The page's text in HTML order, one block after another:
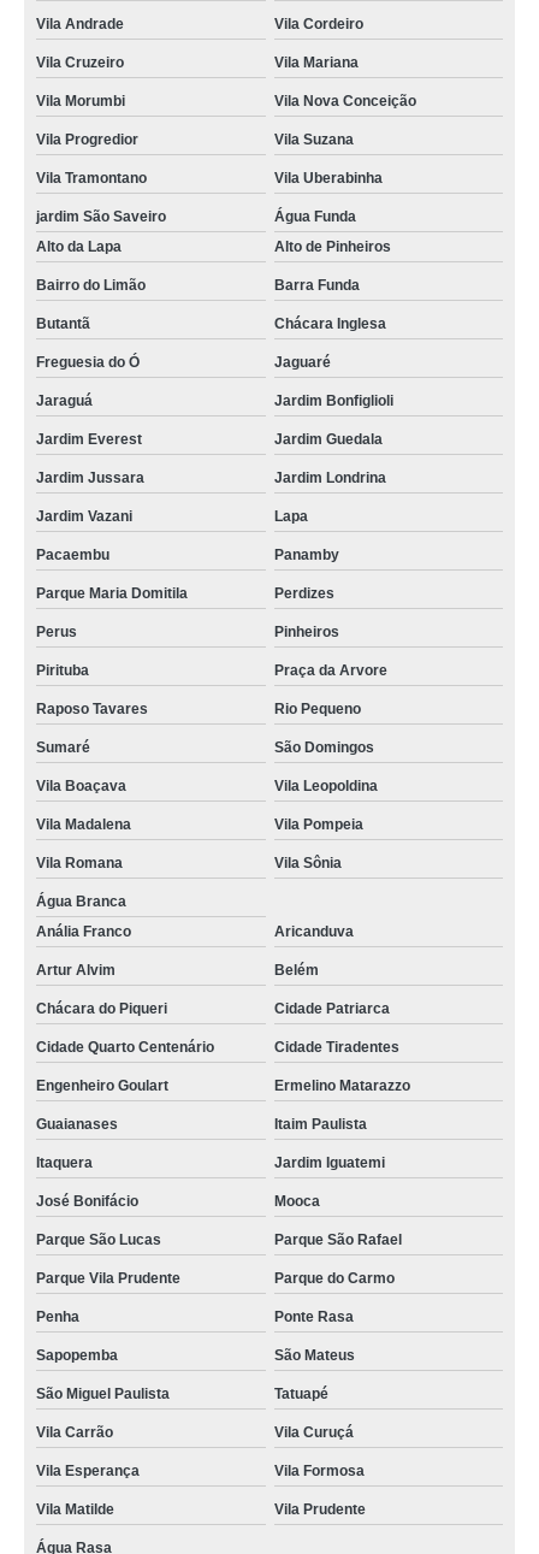
Vila Andrade Vila Cordeiro
Vila Cruzeiro Vila Mariana
Vila Morumbi Vila Nova Conceição
Vila Progredior Vila Suzana
Vila Tramontano Vila Uberabinha
jardim São Saveiro
Água Funda
Alto da Lapa
Alto de Pinheiros
Bairro do Limão Barra Funda
Butantã Chácara Inglesa
Freguesia do Ó Jaguaré
Jaraguá Jardim Bonfiglioli
Jardim Everest Jardim Guedala
Jardim Jussara Jardim Londrina
Jardim Vazani Lapa
Pacaembu Panamby
Parque Maria Domitila Perdizes
Perus Pinheiros
Pirituba Praça da Arvore
Raposo Tavares Rio Pequeno
Sumaré São Domingos
Vila Boaçava Vila Leopoldina
Vila Madalena Vila Pompeia
Vila Romana Vila Sônia
Água Branca
Anália Franco
Aricanduva
Artur Alvim Belém
Chácara do Piqueri Cidade Patriarca
Cidade Quarto Centenário Cidade Tiradentes
Engenheiro Goulart Ermelino Matarazzo
Guaianases Itaim Paulista
Itaquera Jardim Iguatemi
José Bonifácio Mooca
Parque São Lucas Parque São Rafael
Parque Vila Prudente Parque do Carmo
Penha Ponte Rasa
Sapopemba São Mateus
São Miguel Paulista Tatuapé
Vila Carrão Vila Curuçá
Vila Esperança Vila Formosa
Vila Matilde Vila Prudente
Água Rasa